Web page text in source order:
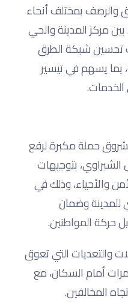
والرصف بمختلف أنحاء
مركز المدينة والحي
شبكة الطرق
بما يسهم في تيسير
حملة مكبرة لرفع
بتوجيهات
والأحياء، وذلك في
للمدينة وضمان
حركة المواطنين.
والتعديات التي تعوق
أمام السكان، مع
المخالفين.